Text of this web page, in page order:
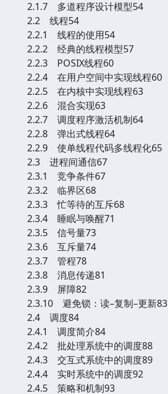
2.1.7 多道程序设计模型54
2.2 线程54
2.2.1 线程的使用54
2.2.2 经典的线程模型57
2.2.3 POSIX线程60
2.2.4 在用户空间中实现线程60
2.2.5 在内核中实现线程63
2.2.6 混合实现63
2.2.7 调度程序激活机制64
2.2.8 弹出式线程64
2.2.9 使单线程代码多线程化65
2.3 进程间通信67
2.3.1 竞争条件67
2.3.2 临界区68
2.3.3 忙等待的互斥68
2.3.4 睡眠与唤醒71
2.3.5 信号量73
2.3.6 互斥量74
2.3.7 管程78
2.3.8 消息传递81
2.3.9 屏障82
2.3.10 避免锁：读–复制–更新83
2.4 调度84
2.4.1 调度简介84
2.4.2 批处理系统中的调度88
2.4.3 交互式系统中的调度89
2.4.4 实时系统中的调度92
2.4.5 策略和机制93